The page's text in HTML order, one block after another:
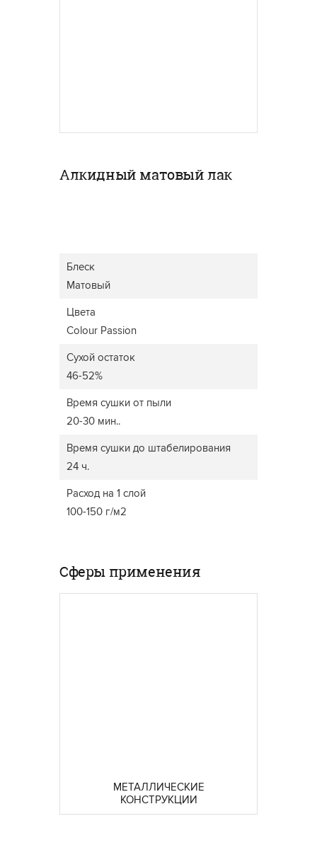
Алкидный матовый лак
Блеск
Матовый
Цвета
Colour Passion
Сухой остаток
46-52%
Время сушки от пыли
20-30 мин..
Время сушки до штабелирования
24 ч.
Расход на 1 слой
100-150 г/м2
Сферы применения
МЕТАЛЛИЧЕСКИЕ
КОНСТРУКЦИИ